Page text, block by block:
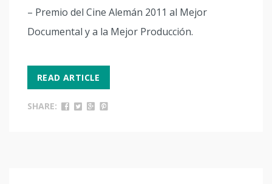
– Premio del Cine Alemán 2011 al Mejor
Documental y a la Mejor Producción.
READ ARTICLE
SHARE: